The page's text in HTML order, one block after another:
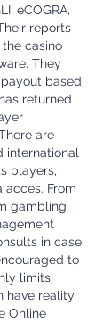
eCOGRA,
reports
casino
They
based
returned
are
international
players,
From
gambling
in case
to
limits.
have reality
Online